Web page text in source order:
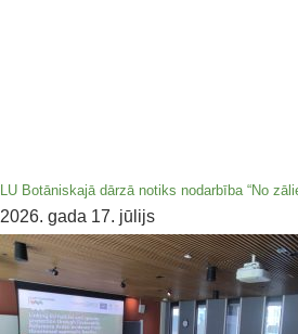
LU Botāniskajā dārzā notiks nodarbība “No
2026. gada 17. jūlijs